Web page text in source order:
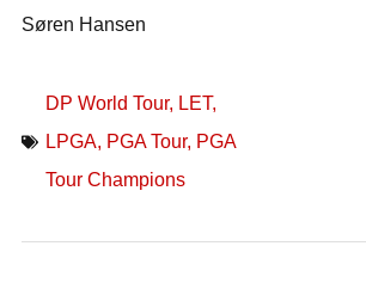
Søren Hansen
DP World Tour, LET,
LPGA, PGA Tour, PGA
Tour Champions